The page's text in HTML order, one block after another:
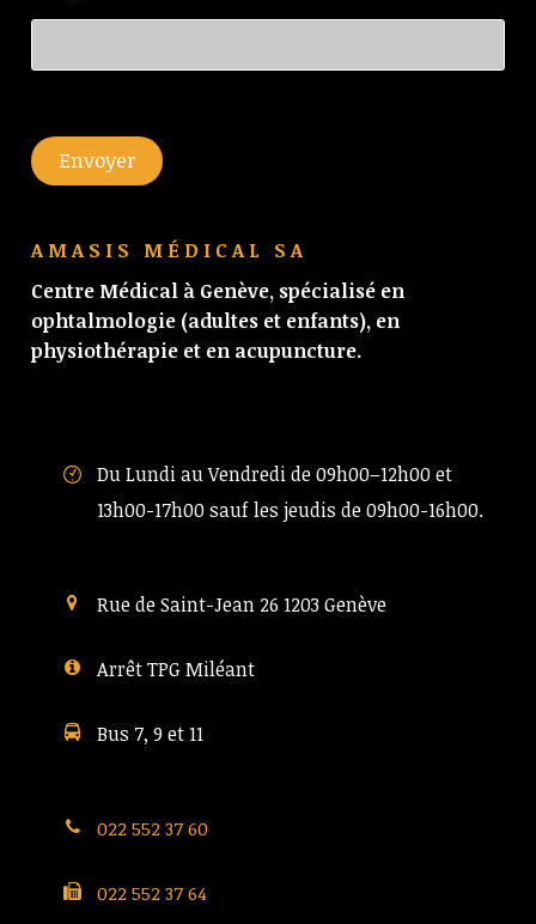
Envoyer
AMASIS MÉDICAL SA
Centre Médical à Genève, spécialisé en
ophtalmologie (adultes et enfants), en
physiothérapie et en acupuncture.
Du Lundi au Vendredi de 09h00–12h00 et
13h00-17h00 sauf les jeudis de 09h00-16h00.
Rue de Saint-Jean 26 1203 Genève
Arrêt TPG Miléant
Bus 7, 9 et 11
022 552 37 60
022 552 37 64